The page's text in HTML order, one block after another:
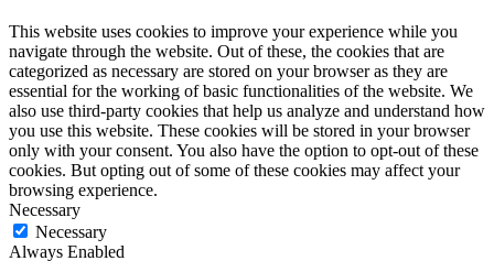
This website uses cookies to improve your experience while you
navigate through the website. Out of these, the cookies that are
categorized as necessary are stored on your browser as they are
essential for the working of basic functionalities of the website. We
also use third-party cookies that help us analyze and understand how
you use this website. These cookies will be stored in your browser
only with your consent. You also have the option to opt-out of these
cookies. But opting out of some of these cookies may affect your
browsing experience.
Necessary
Necessary
Always Enabled